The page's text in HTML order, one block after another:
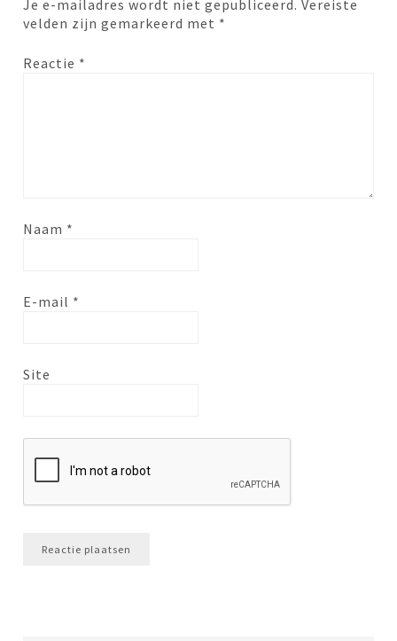
Je e-mailadres wordt niet gepubliceerd. Vereiste
velden zijn gemarkeerd met *
Reactie *
Naam *
E-mail *
Site